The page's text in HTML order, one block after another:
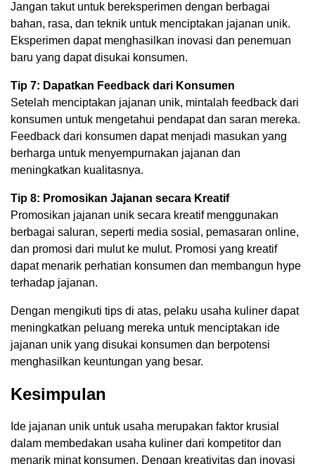
Jangan takut untuk bereksperimen dengan berbagai
bahan, rasa, dan teknik untuk menciptakan jajanan unik.
Eksperimen dapat menghasilkan inovasi dan penemuan
baru yang dapat disukai konsumen.
Tip 7: Dapatkan Feedback dari Konsumen
Setelah menciptakan jajanan unik, mintalah feedback dari
konsumen untuk mengetahui pendapat dan saran mereka.
Feedback dari konsumen dapat menjadi masukan yang
berharga untuk menyempurnakan jajanan dan
meningkatkan kualitasnya.
Tip 8: Promosikan Jajanan secara Kreatif
Promosikan jajanan unik secara kreatif menggunakan
berbagai saluran, seperti media sosial, pemasaran online,
dan promosi dari mulut ke mulut. Promosi yang kreatif
dapat menarik perhatian konsumen dan membangun hype
terhadap jajanan.
Dengan mengikuti tips di atas, pelaku usaha kuliner dapat
meningkatkan peluang mereka untuk menciptakan ide
jajanan unik yang disukai konsumen dan berpotensi
menghasilkan keuntungan yang besar.
Kesimpulan
Ide jajanan unik untuk usaha merupakan faktor krusial
dalam membedakan usaha kuliner dari kompetitor dan
menarik minat konsumen. Dengan kreativitas dan inovasi